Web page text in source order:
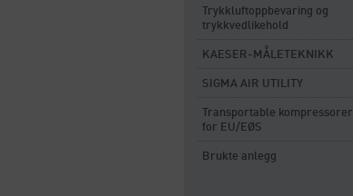
Trykkluftoppbevaring og
trykkvedlikehold
KAESER-MÅLETEKNIKK
SIGMA AIR UTILITY
Transportable kompressorer
for EU/EØS
Brukte anlegg